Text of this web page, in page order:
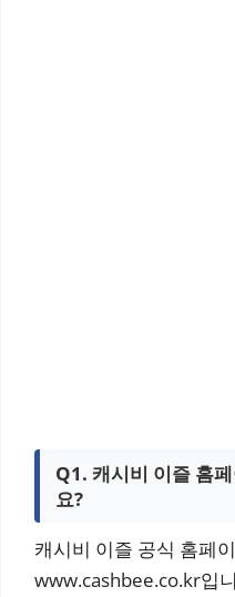
Q1. 캐시비 이즐 홈
요?
캐시비 이즐 공식 홈페
www.cashbee.co.kr입